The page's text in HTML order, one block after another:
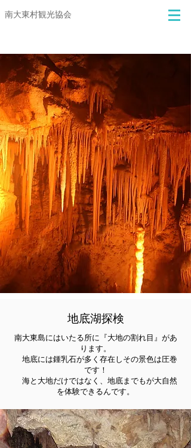
​​南大東村観光協会
地底湖探検
南大東島にはいたる所に『大地の割れ目』があ
ります。
地底には鍾乳石が多く存在しその景色は圧巻
です！
海と大地だけではなく、地底までもが大自然
を体験できるんです。